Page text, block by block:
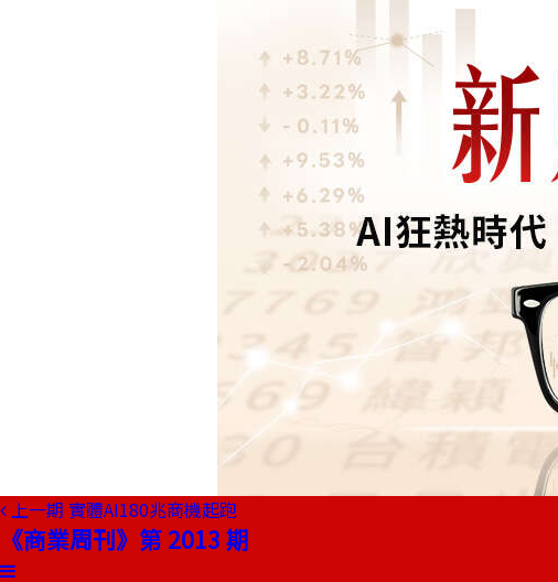
上一期 實體AI180兆商機起跑
《商業周刊》第 2013 期